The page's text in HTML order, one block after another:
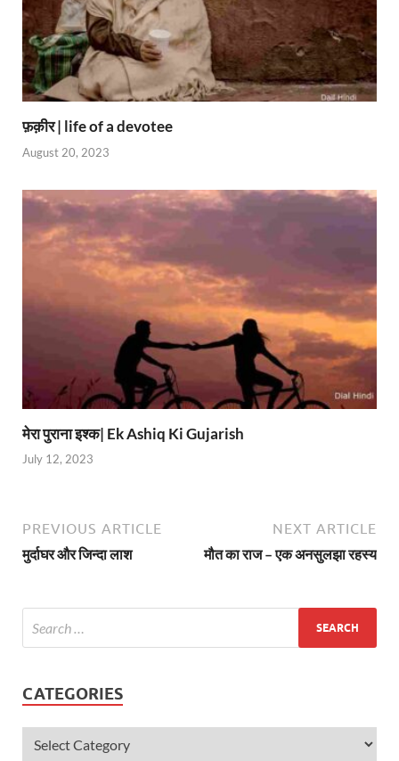
फ़क़ीर | life of a devotee
August 20, 2023
मेरा पुराना इश्क| Ek Ashiq Ki Gujarish
July 12, 2023
PREVIOUS ARTICLE
मुर्दाघर और जिन्दा लाश
NEXT ARTICLE
मौत का राज – एक अनसुलझा रहस्य
CATEGORIES